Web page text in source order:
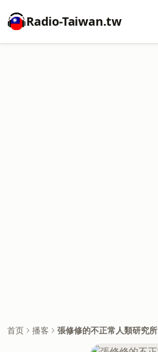
Radio-Taiwan.tw
首页 播客 張修修的不正常人類研究所